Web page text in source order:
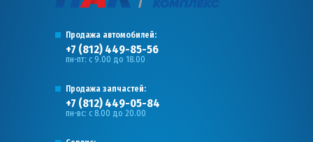
Продажа автомобилей:
+7 (812) 449-85-56
пн-пт: с 9.00 до 18.00
Продажа запчастей:
+7 (812) 449-05-84
пн-вс: с 8.00 до 20.00